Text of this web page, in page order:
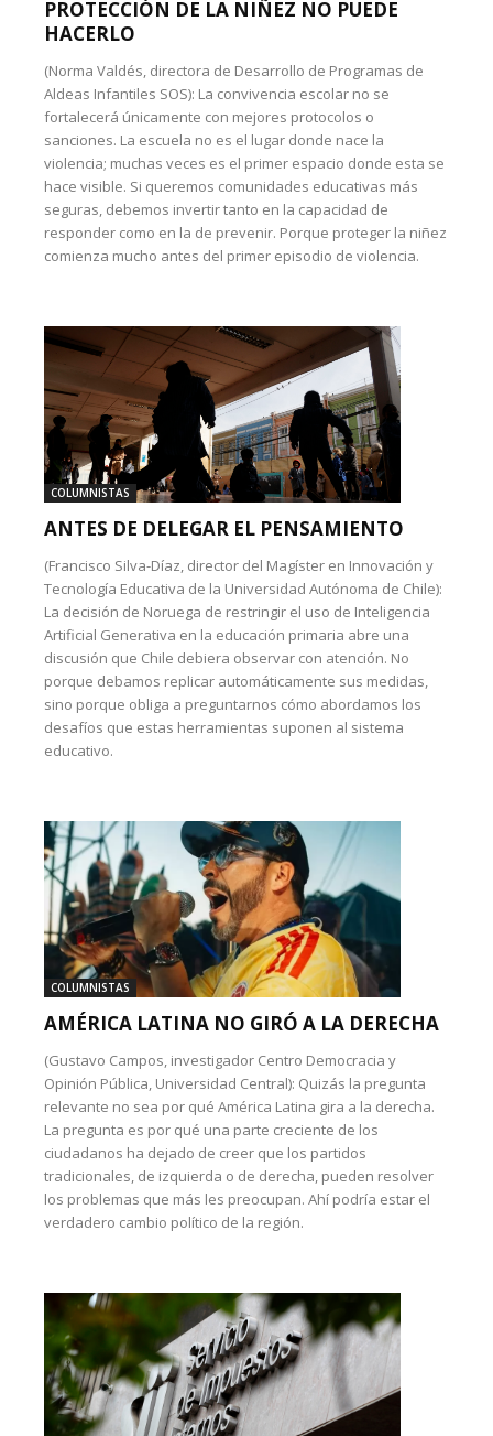
PROTECCIÓN DE LA NIÑEZ NO PUEDE
HACERLO
(Norma Valdés, directora de Desarrollo de Programas de
Aldeas Infantiles SOS): La convivencia escolar no se
fortalecerá únicamente con mejores protocolos o
sanciones. La escuela no es el lugar donde nace la
violencia; muchas veces es el primer espacio donde esta se
hace visible. Si queremos comunidades educativas más
seguras, debemos invertir tanto en la capacidad de
responder como en la de prevenir. Porque proteger la niñez
comienza mucho antes del primer episodio de violencia.
COLUMNISTAS
ANTES DE DELEGAR EL PENSAMIENTO
(Francisco Silva-Díaz, director del Magíster en Innovación y
Tecnología Educativa de la Universidad Autónoma de Chile):
La decisión de Noruega de restringir el uso de Inteligencia
Artificial Generativa en la educación primaria abre una
discusión que Chile debiera observar con atención. No
porque debamos replicar automáticamente sus medidas,
sino porque obliga a preguntarnos cómo abordamos los
desafíos que estas herramientas suponen al sistema
educativo.
COLUMNISTAS
AMÉRICA LATINA NO GIRÓ A LA DERECHA
(Gustavo Campos, investigador Centro Democracia y
Opinión Pública, Universidad Central): Quizás la pregunta
relevante no sea por qué América Latina gira a la derecha.
La pregunta es por qué una parte creciente de los
ciudadanos ha dejado de creer que los partidos
tradicionales, de izquierda o de derecha, pueden resolver
los problemas que más les preocupan. Ahí podría estar el
verdadero cambio político de la región.